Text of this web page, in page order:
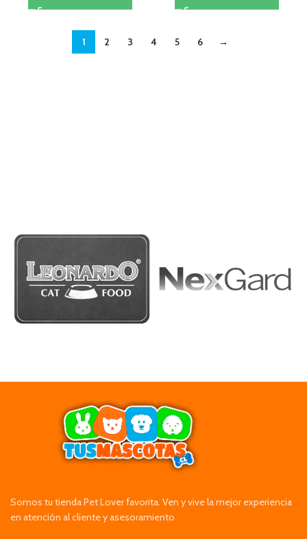
1 2 3 4 5 6 →
Somos tu tienda Pet Lover favorita. Ven y vive la mejor experiencia
en atención al cliente y asesoramiento